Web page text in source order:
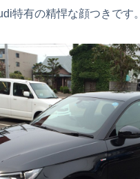
特有の精悍な顔つきです。